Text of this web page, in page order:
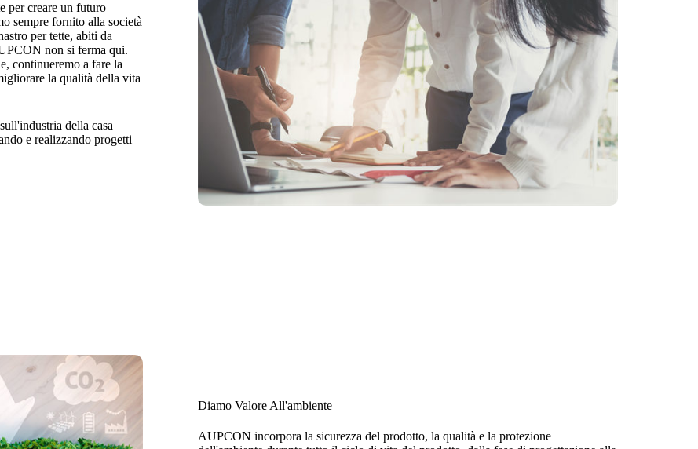
per creare un futuro
sempre fornito alla società
per tette, abiti da
non si ferma qui.
continueremo a fare la
la qualità della vita
della casa
e realizzando progetti
Diamo Valore All'ambiente
AUPCON incorpora la sicurezza del prodotto, la qualità e la protezione